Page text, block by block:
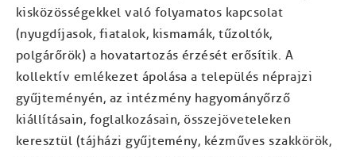
kisközösségekkel való folyamatos kapcsolat
(nyugdíjasok, fiatalok, kismamák, tűzoltók,
polgárőrök) a hovatartozás érzését erősítik. A
kollektív emlékezet ápolása a település néprajzi
gyűjteményén, az intézmény hagyományőrző
kiállításain, foglalkozásain, összejöveteleken
keresztül (tájházi gyűjtemény, kézműves szakkörök,